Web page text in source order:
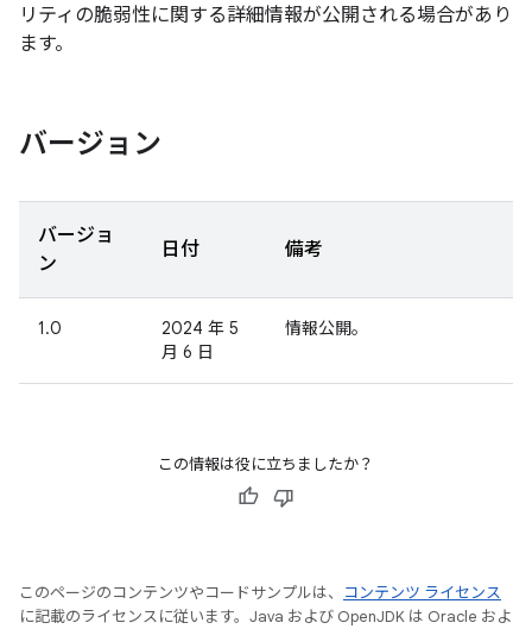
リティの脆弱性に関する詳細情報が公開される場合があり
ます。
バージョン
バージョ
ン
日付 備考
1.0
2024 年 5
月 6 日
情報公開。
この情報は役に立ちましたか？
このページのコンテンツやコードサンプルは、
コンテンツ ライセンス
に記載のライセンスに従います。Java および OpenJDK は Oracle およ